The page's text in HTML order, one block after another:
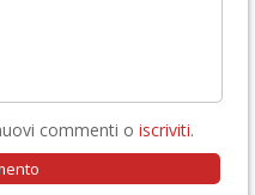
commenti o iscriviti.